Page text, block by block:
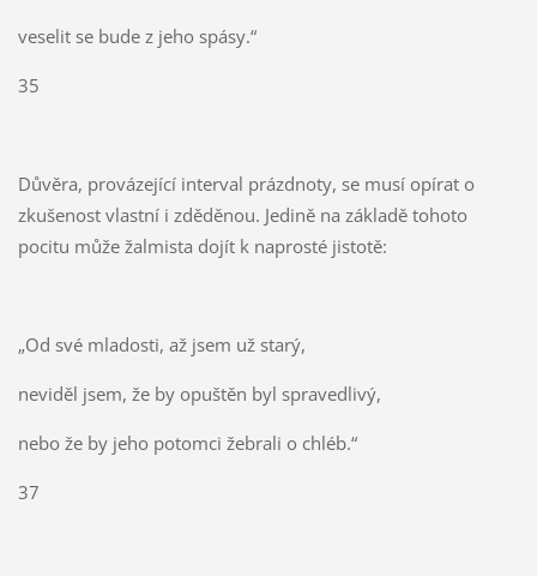
veselit se bude z jeho spásy.“
35
Důvěra, provázející interval prázdnoty, se musí opírat o
zkušenost vlastní i zděděnou. Jedině na základě tohoto
pocitu může žalmista dojít k naprosté jistotě:
„Od své mladosti, až jsem už starý,
neviděl jsem, že by opuštěn byl spravedlivý,
nebo že by jeho potomci žebrali o chléb.“
37